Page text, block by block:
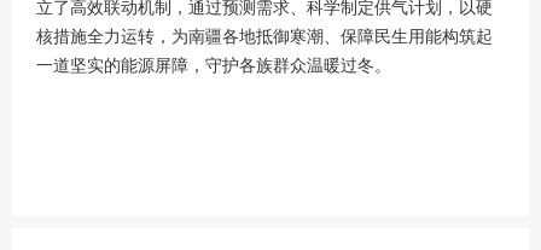
立了高效联动机制，通过预测需求、科学制定供气计划，以硬
核措施全力运转，为南疆各地抵御寒潮、保障民生用能构筑起
一道坚实的能源屏障，守护各族群众温暖过冬。